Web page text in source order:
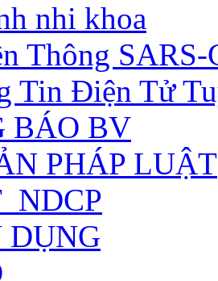
nhi khoa
Thông SARS-
Tin Điện Tử
BÁO BV
PHÁP LUẬT
DỤNG